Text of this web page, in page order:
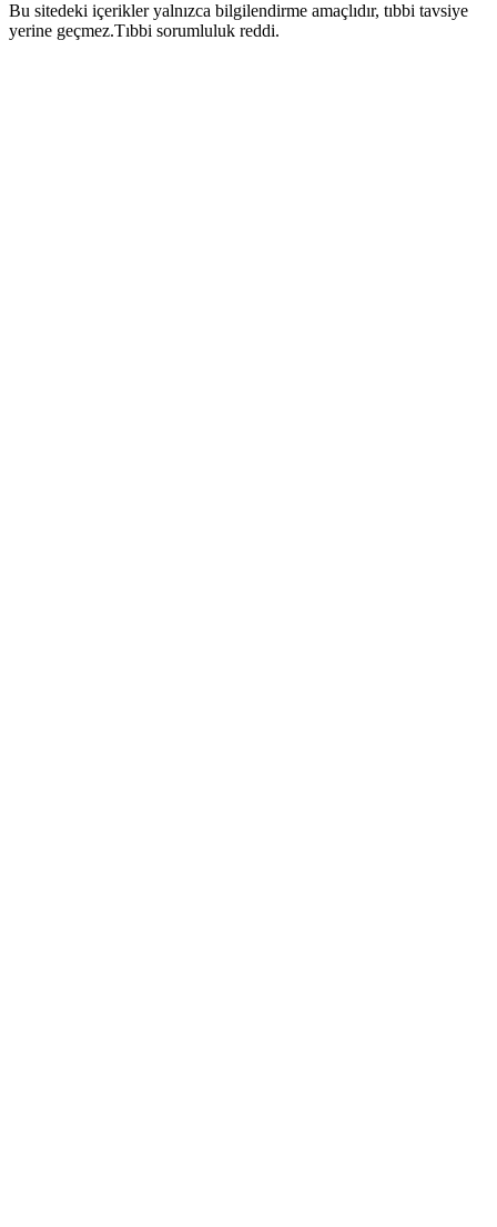
Bu sitedeki içerikler yalnızca bilgilendirme amaçlıdır, tıbbi tavsiye
yerine geçmez.Tıbbi sorumluluk reddi.